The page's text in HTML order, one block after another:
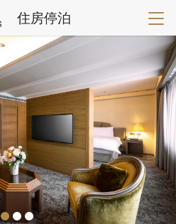
住房停泊